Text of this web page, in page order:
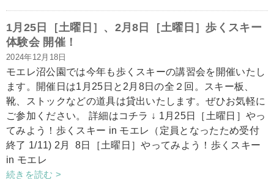
1月25日［土曜日］、2月8日［土曜日］歩くスキー
体験会 開催！
2024年12月18日
モエレ沼公園では今年も歩くスキーの講習会を開催いたし
ます。開催日は1月25日と2月8日の全２回。スキー板、
靴、ストックなどの道具は貸出いたします。ぜひお気軽に
ご参加ください。 詳細はコチラ ↓ 1月25日［土曜日］やっ
てみよう！歩くスキー in モエレ（定員となったため受付
終了 1/11) 2月 8日［土曜日］やってみよう！歩くスキー
in モエレ
続きを読む >